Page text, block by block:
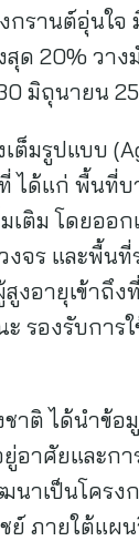
กรานต์อุ่นใจ
ด 20% วาง
ถึง 30 มิถุน
ต็มรูปแบบ
ได้แก่ พื้นที่บ
เติม โดยออ
จร และพื้นที่
งอายุเข้าถึง
รองรับการ
าติ ได้นำข้อ
าศัยและกา
นาเป็นโครง
ย์ ภายใต้แผ